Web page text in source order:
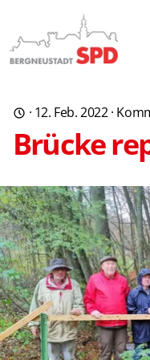
· 12. Feb. 2022·
Brücke